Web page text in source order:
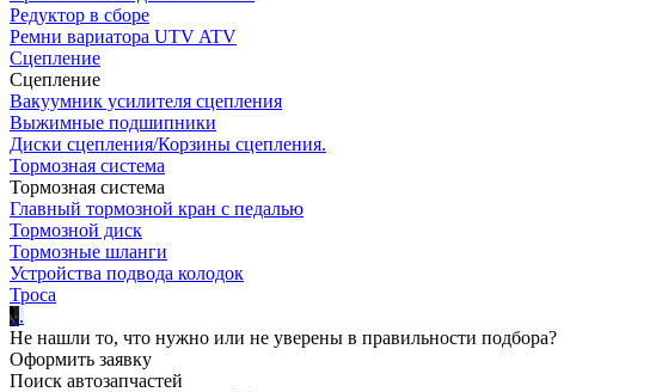
Редуктор в сборе
Ремни вариатора UTV ATV
Сцепление
Сцепление
Вакуумник усилителя сцепления
Выжимные подшипники
Диски сцепления/Корзины сцепления.
Тормозная система
Тормозная система
Главный тормозной кран с педалью
Тормозной диск
Тормозные шланги
Устройства подвода колодок
Троса
...
Не нашли то, что нужно или не уверены в правильности подбора?
Оформить заявку
Поиск автозапчастей